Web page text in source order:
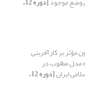
بر کارآفرینی
مدل مطلوب در
ایران [دوره 12،